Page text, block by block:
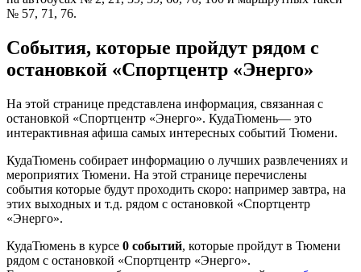
№ 57, 71, 76.
События, которые пройдут рядом с
остановкой «Спортцентр «Энерго»
На этой странице представлена информация, связанная с
остановкой «Спортцентр «Энерго». КудаТюмень— это
интерактивная афиша самых интересных событий Тюмени.
КудаТюмень собирает информацию о лучших развлечениях и
мероприятих Тюмени. На этой странице перечислены
события которые будут проходить скоро: например завтра, на
этих выходных и т.д. рядом с остановкой «Спортцентр
«Энерго».
КудаТюмень в курсе 0 событий, которые пройдут в Тюмени
рядом с остановкой «Спортцентр «Энерго».